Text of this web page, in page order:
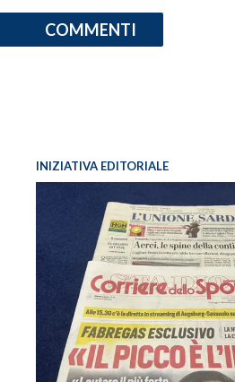
COMMENTI
INIZIATIVA EDITORIALE